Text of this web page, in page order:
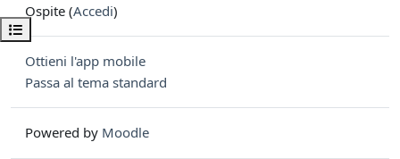
Apri indice del corso
Ospite (Accedi)
Ottieni l'app mobile
Passa al tema standard
Powered by Moodle